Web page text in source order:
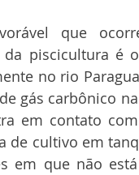
que
da piscicultura é
no rio
gás carbônico
em contato
de cultivo em
em que não